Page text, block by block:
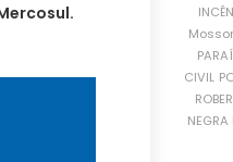
CIVIL
NEGRA